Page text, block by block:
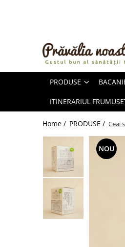
ULEIURI ȘI UNTURI
FRUCTE DESHIDRATATE
ÎNDULCITORI NATURALI / MIERE
FRUCTE LA CONSERVĂ
OȚETURI ȘI SOSURI
FĂINĂ FĂRĂ GLUTEN
BĂUTURI / LAPTE VEGETAL
OREZ ȘI CEREALE
PRODUSE
ITINERARIUL
Home / PRODUSE / Ceai
NOU